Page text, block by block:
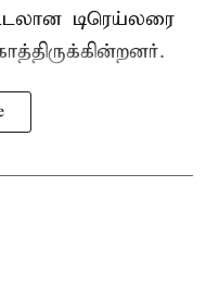
டிரெய்லரை